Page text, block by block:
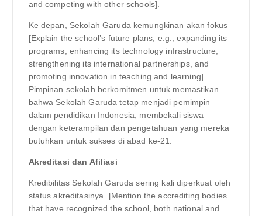
and competing with other schools].
Ke depan, Sekolah Garuda kemungkinan akan fokus
[Explain the school’s future plans, e.g., expanding its
programs, enhancing its technology infrastructure,
strengthening its international partnerships, and
promoting innovation in teaching and learning].
Pimpinan sekolah berkomitmen untuk memastikan
bahwa Sekolah Garuda tetap menjadi pemimpin
dalam pendidikan Indonesia, membekali siswa
dengan keterampilan dan pengetahuan yang mereka
butuhkan untuk sukses di abad ke-21.
Akreditasi dan Afiliasi
Kredibilitas Sekolah Garuda sering kali diperkuat oleh
status akreditasinya. [Mention the accrediting bodies
that have recognized the school, both national and